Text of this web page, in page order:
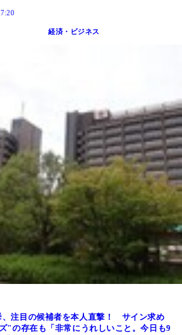
経済・ビジネス
、注目の候補者を本人直撃！ サイン求め
"の存在も「非常にうれしいこと。今日も9